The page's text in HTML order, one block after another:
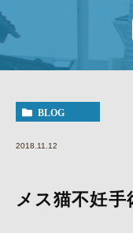
BLOG
2018.11.12
メス猫不妊手